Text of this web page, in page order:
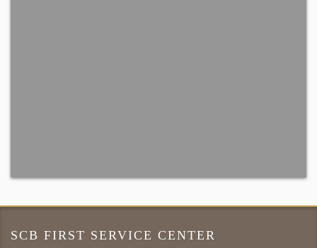
SCB FIRST SERVICE CENTER